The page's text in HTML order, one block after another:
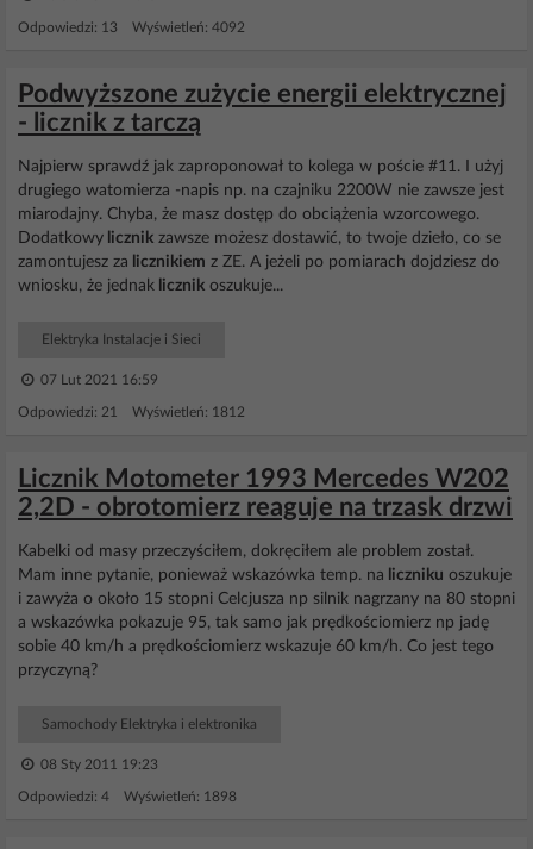
Odpowiedzi: 13 Wyświetleń: 4092
Podwyższone zużycie energii elektrycznej
- licznik z tarczą
Najpierw sprawdź jak zaproponował to kolega w poście #11. I użyj
drugiego watomierza -napis np. na czajniku 2200W nie zawsze jest
miarodajny. Chyba, że masz dostęp do obciążenia wzorcowego.
Dodatkowy licznik zawsze możesz dostawić, to twoje dzieło, co se
zamontujesz za licznikiem z ZE. A jeżeli po pomiarach dojdziesz do
wniosku, że jednak licznik oszukuje...
Elektryka Instalacje i Sieci
07 Lut 2021 16:59
Odpowiedzi: 21 Wyświetleń: 1812
Licznik Motometer 1993 Mercedes W202
2,2D - obrotomierz reaguje na trzask drzwi
Kabelki od masy przeczyściłem, dokręciłem ale problem został.
Mam inne pytanie, ponieważ wskazówka temp. na liczniku oszukuje
i zawyża o około 15 stopni Celcjusza np silnik nagrzany na 80 stopni
a wskazówka pokazuje 95, tak samo jak prędkościomierz np jadę
sobie 40 km/h a prędkościomierz wskazuje 60 km/h. Co jest tego
przyczyną?
Samochody Elektryka i elektronika
08 Sty 2011 19:23
Odpowiedzi: 4 Wyświetleń: 1898